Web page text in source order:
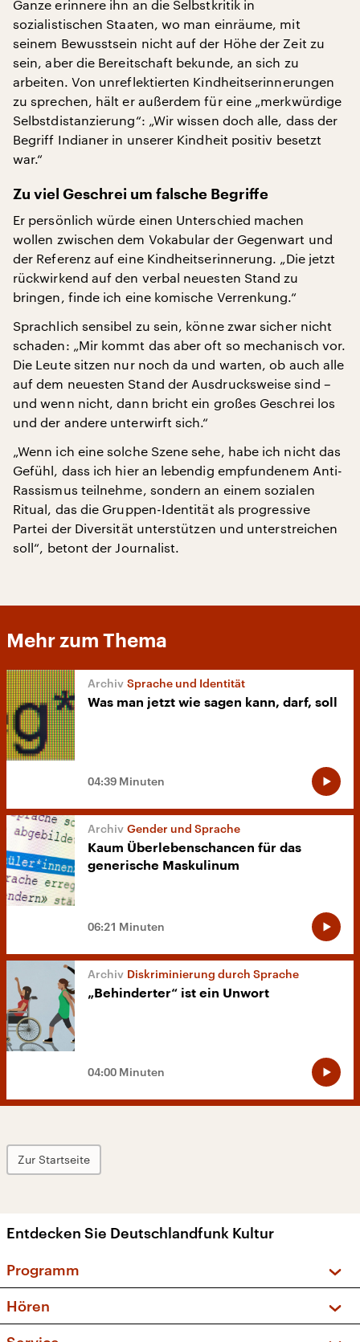
Ganze erinnere ihn an die Selbstkritik in
sozialistischen Staaten, wo man einräume, mit
seinem Bewusstsein nicht auf der Höhe der Zeit zu
sein, aber die Bereitschaft bekunde, an sich zu
arbeiten. Von unreflektierten Kindheitserinnerungen
zu sprechen, hält er außerdem für eine „merkwürdige
Selbstdistanzierung“: „Wir wissen doch alle, dass der
Begriff Indianer in unserer Kindheit positiv besetzt
war.“
Zu viel Geschrei um falsche Begriffe
Er persönlich würde einen Unterschied machen
wollen zwischen dem Vokabular der Gegenwart und
der Referenz auf eine Kindheitserinnerung. „Die jetzt
rückwirkend auf den verbal neuesten Stand zu
bringen, finde ich eine komische Verrenkung.“
Sprachlich sensibel zu sein, könne zwar sicher nicht
schaden: „Mir kommt das aber oft so mechanisch vor.
Die Leute sitzen nur noch da und warten, ob auch alle
auf dem neuesten Stand der Ausdrucksweise sind –
und wenn nicht, dann bricht ein großes Geschrei los
und der andere unterwirft sich.“
„Wenn ich eine solche Szene sehe, habe ich nicht das
Gefühl, dass ich hier an lebendig empfundenem Anti-
Rassismus teilnehme, sondern an einem sozialen
Ritual, das die Gruppen-Identität als progressive
Partei der Diversität unterstützen und unterstreichen
soll“, betont der Journalist.
Mehr zum Thema
Sprache und Identität
Was man jetzt wie sagen kann, darf, soll
04:39 Minuten
Gender und Sprache
Kaum Überlebenschancen für das
generische Maskulinum
06:21 Minuten
Diskriminierung durch Sprache
„Behinderter“ ist ein Unwort
04:00 Minuten
Zur Startseite
Entdecken Sie Deutschlandfunk Kultur
Programm
Sendungen und Podcasts
Hören